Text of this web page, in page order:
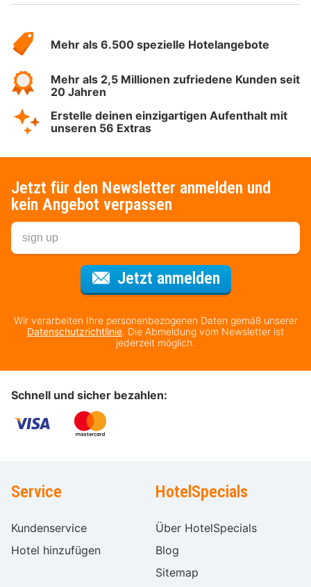
Hotelspecials
Mehr als 6.500 spezielle Hotelangebote
Mehr als 2,5 Millionen zufriedene Kunden seit
20 Jahren
Erstelle deinen einzigartigen Aufenthalt mit
unseren 56 Extras
Jetzt für den Newsletter anmelden und
kein Angebot verpassen
Jetzt anmeldenFür den
Wir verarbeiten Ihre personenbezogenen Daten gemäß unserer
Datenschutzrichtlinie. Die Abmeldung vom Newsletter ist
jederzeit möglich.
Schnell und sicher bezahlen:
Service
Kundenservice
Hotel hinzufügen
HotelSpecials
Über HotelSpecials
Blog
Sitemap